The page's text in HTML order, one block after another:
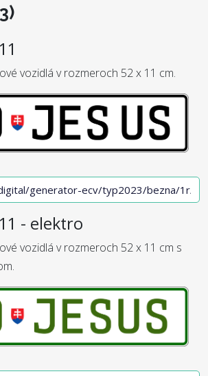
vozidlá v rozmeroch 52 x 11 cm.
- elektro
vozidlá v rozmeroch 52 x 11 cm s